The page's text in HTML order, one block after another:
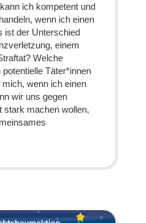
ich kompetent und
wenn ich einen
ist der Unterschied
einem
Welche
Täter*innen
wenn ich einen
wir uns gegen
stark machen wollen,